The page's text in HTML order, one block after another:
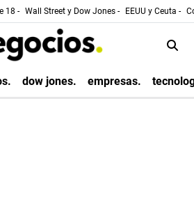
18 - Wall Street y Dow Jones - EEUU y Ceuta -
dow jones. empresas.